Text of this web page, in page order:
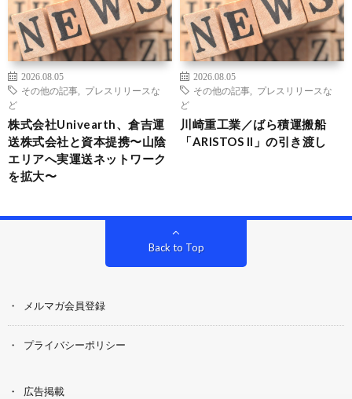
2026.08.05
その他の記事
プレスリリースな
ど
株式会社Univearth、倉吉運
送株式会社と資本提携〜山陰
エリアへ実運送ネットワーク
を拡大〜
2026.08.05
その他の記事
プレスリリースな
ど
川崎重工業／ばら積運搬船
「ARISTOS II」の引き渡し
Back to Top
メルマガ会員登録
プライバシーポリシー
広告掲載